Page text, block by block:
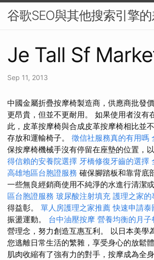
谷歌SEO與其他搜索引擎
Je Tall Sf
Sep 11, 2013
中國金屬折疊按摩椅製造商，供應商批發
更昂貴，但並不更耐用。 如果使用者沒有
此，皮革按摩椅與合成皮革按摩椅相比並
存放和運輸椅子。 徵信社服務真的有用嗎
保按摩椅機械手沒有停留在座墊的位置，
得信賴的安養院選擇 牙橋修復牙齒的選擇
高雄地區台胞證服務 確保腳踏板和靠背底
一些無良經銷商使用不純淨的水進行清潔
區台胞證服務 玻尿酸注射填充 護理之家的
得益彰。 單人房護理之家推薦 快速申請泰
振盪運動。 台中油壓按摩 營養均衡的月子
營理念，努力創造互惠互利。 以日本美學
您逃離日常生活的繁雜，享受身心的放鬆
肌肉收縮有了強有力的對手，按摩成為全